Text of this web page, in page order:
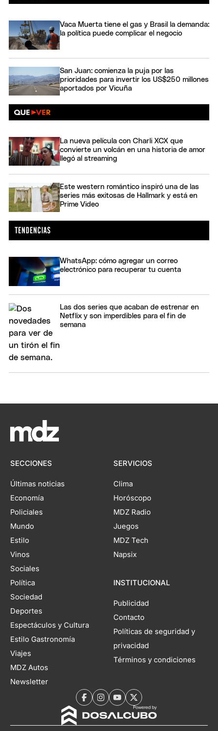
Vaca Muerta tiene el gas y Brasil la demanda:
la política puede complicar el negocio
San Juan: comienza la puja por las
prioridades para invertir los US$250 millones
aportados por Vicuña
La nueva película con Charli XCX que
convierte un volcán en una historia de amor
llegó al streaming
Este western romántico inspiró una de las
series más exitosas de Hallmark y está en
Prime Video
WhatsApp: cómo agregar un correo
electrónico para recuperar tu cuenta
Las dos series que acaban de estrenar en
Netflix y son imperdibles para el fin de
semana
SECCIONES
Últimas noticias
Economía
Policiales
Mundo
Estilo
Vinos
Sociales
Política
Sociedad
Deportes
Espectáculos y Cultura
Estilo Gastronomía
Viajes
MDZ Autos
Newsletter
SERVICIOS
Clima
Horóscopo
MDZ Radio
Juegos
MDZ Tech
Napsix
INSTITUCIONAL
Publicidad
Contacto
Políticas de seguridad y
privacidad
Términos y condiciones